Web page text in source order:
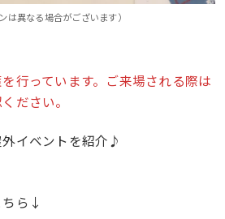
は異なる場合がございます）
行っています。ご来場される際は
ださい。
イベントを紹介♪
ちら↓